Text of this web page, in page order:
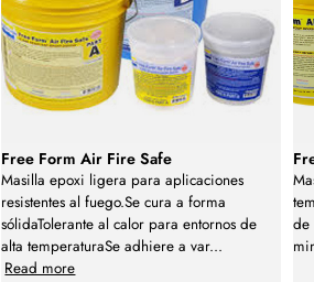
Free Form Air Fire Safe
Masilla epoxi ligera para aplicaciones
resistentes al fuego.Se cura a forma
sólidaTolerante al calor para entornos de
alta temperaturaSe adhiere a var...
Read more
de